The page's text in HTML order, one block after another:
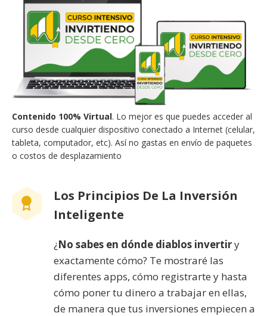
Contenido 100% Virtual. Lo mejor es que puedes acceder al
curso desde cualquier dispositivo conectado a Internet (celular,
tableta, computador, etc). Así no gastas en envío de paquetes
o costos de desplazamiento
Los Principios De La Inversión
Inteligente
¿No sabes en dónde diablos invertiry
exactamente cómo? Te mostraré las
diferentes apps, cómo registrarte y hasta
cómo poner tu dinero a trabajar en ellas,
de manera que tus inversiones empiecen a